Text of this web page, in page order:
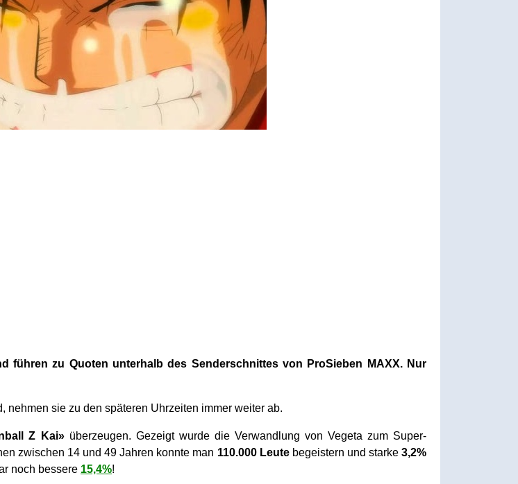
führen zu Quoten unterhalb des Senderschnittes von ProSieben MAXX. Nur
nehmen sie zu den späteren Uhrzeiten immer weiter ab.
Z Kai»überzeugen. Gezeigt wurde die Verwandlung von Vegeta zum Super-
zwischen 14 und 49 Jahren konnte man 110.000 Leutebegeistern und starke3,2%
noch bessere 15,4%!